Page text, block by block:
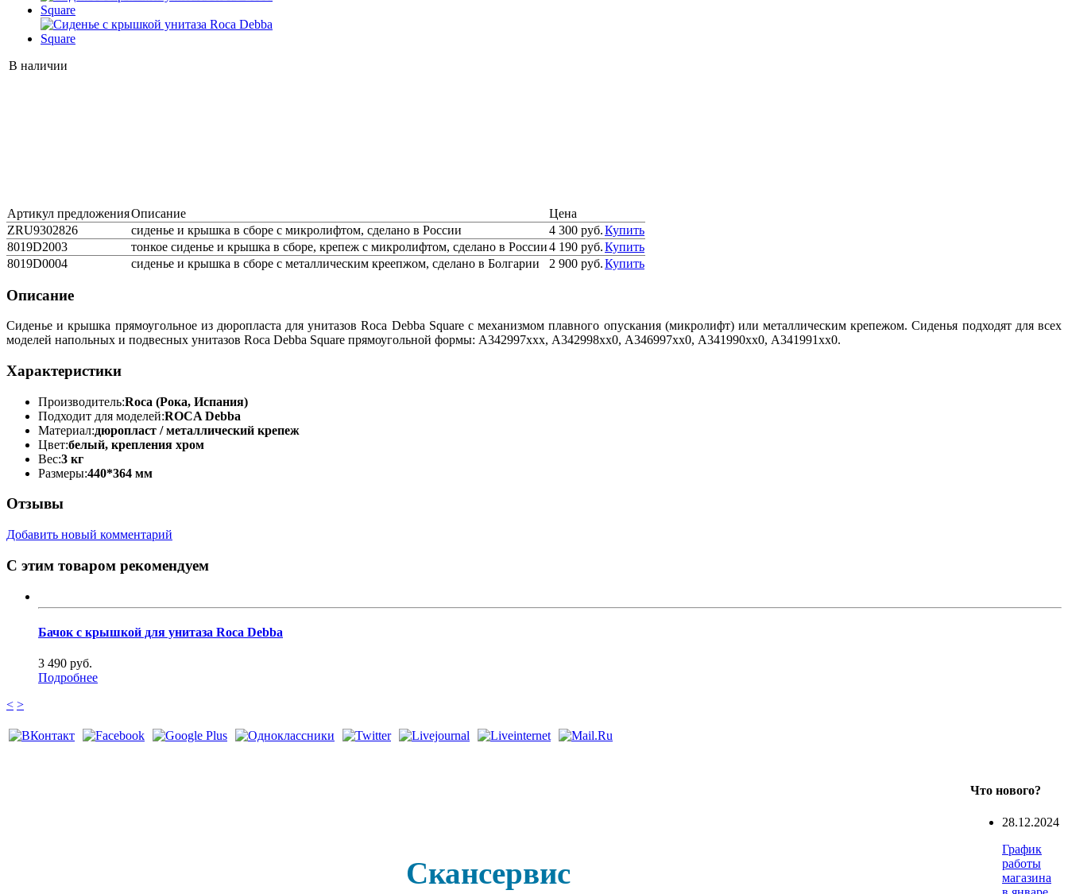
В наличии
Артикул предложенияОписание
Цена
ZRU9302826
сиденье и крышка в сборе с микролифтом, сделано в России 4 300 руб.Купить
8019D2003
тонкое сиденье и крышка в сборе, крепеж с микролифтом, сделано в России4 190 руб.Купить
8019D0004
сиденье и крышка в сборе с металлическим креепжом, сделано в Болгарии 2 900 руб.Купить
Описание
Сиденье и крышка прямоугольное из дюропласта для унитазов Roca Debba Square с механизмом плавного опускания (микролифт) или металлическим крепежом. Сиденья подходят для всех
моделей напольных и подвесных унитазов Roca Debba Square прямоугольной формы: A342997ххх, A342998хх0, A346997хх0, A341990хх0, A341991хх0.
Характеристики
Производитель:Roca (Рока, Испания)
Подходит для моделей:ROCA Debba
Материал:дюропласт / металлический крепеж
Цвет:белый, крепления хром
Вес:3 кг
Размеры:440*364 мм
Отзывы
Добавить новый комментарий
С этим товаром рекомендуем
Бачок с крышкой для унитаза Roca Debba
3 490 руб.
Подробнее
< >
Скансервис
Что нового?
28.12.2024
График
работы
магазина